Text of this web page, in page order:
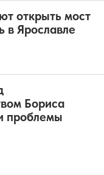
открыть мост
в Ярославле
Бориса
проблемы